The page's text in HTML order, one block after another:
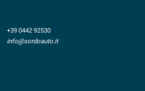
+39 0442 92530
info@sordoauto.it